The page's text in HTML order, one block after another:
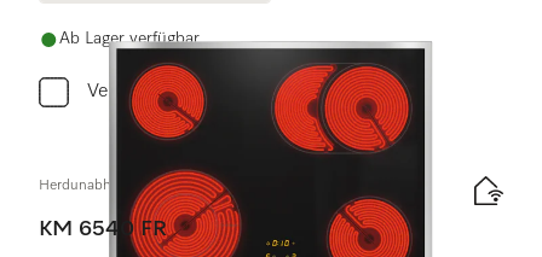
Ab Lager verfügbar
Vergleichen
Herdunabhängiges Elektrokochfeld
KM 6540 FR